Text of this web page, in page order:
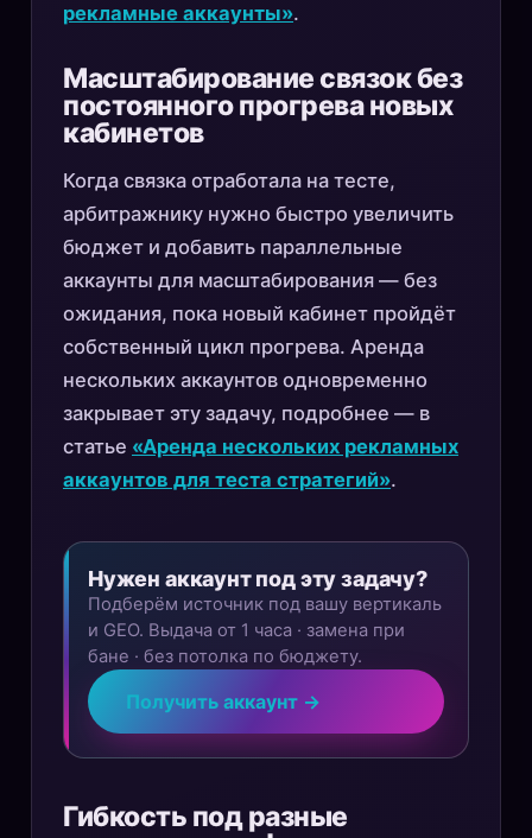
рекламные аккаунты».
Масштабирование связок без
постоянного прогрева новых
кабинетов
Когда связка отработала на тесте,
арбитражнику нужно быстро увеличить
бюджет и добавить параллельные
аккаунты для масштабирования — без
ожидания, пока новый кабинет пройдёт
собственный цикл прогрева. Аренда
нескольких аккаунтов одновременно
закрывает эту задачу, подробнее — в
статье «Аренда нескольких рекламных
аккаунтов для теста стратегий».
Нужен аккаунт под эту задачу?
Подберём источник под вашу вертикаль
и GEO. Выдача от 1 часа · замена при
бане · без потолка по бюджету.
Получить аккаунт →
Гибкость под разные